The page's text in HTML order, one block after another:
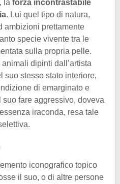
la forza incontrastabile
. Lui quel tipo di natura,
ambizioni prettamente
specie vivente tra le
sulla propria pelle.
dipinti dall’artista
suo stesso stato interiore,
di emarginato e
fare aggressivo, doveva
iraconda, resa tale
iconografico topico
il suo, o di altre persone